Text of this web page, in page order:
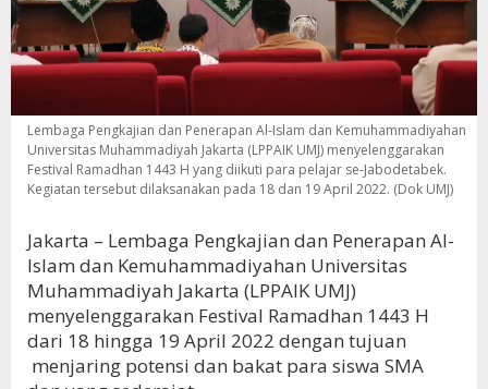
Lembaga Pengkajian dan Penerapan Al-Islam dan Kemuhammadiyahan
Universitas Muhammadiyah Jakarta (LPPAIK UMJ) menyelenggarakan
Festival Ramadhan 1443 H yang diikuti para pelajar se-Jabodetabek.
Kegiatan tersebut dilaksanakan pada 18 dan 19 April 2022. (Dok UMJ)
Jakarta – Lembaga Pengkajian dan Penerapan Al-
Islam dan Kemuhammadiyahan Universitas
Muhammadiyah Jakarta (LPPAIK UMJ)
menyelenggarakan Festival Ramadhan 1443 H
dari 18 hingga 19 April 2022 dengan tujuan
menjaring potensi dan bakat para siswa SMA